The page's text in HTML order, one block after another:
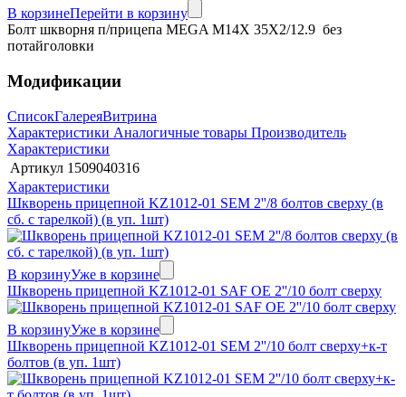
В корзинеПерейти в корзину
Болт шкворня п/прицепа MEGA M14X 35X2/12.9 без
потайголовки
Модификации
СписокГалереяВитрина
Характеристики Аналогичные товары Производитель
Характеристики
Артикул 1509040316
Характеристики
Шкворень прицепной KZ1012-01 SEM 2''/8 болтов сверху (в
сб. с тарелкой) (в уп. 1шт)
В корзинуУже в корзине
Шкворень прицепной KZ1012-01 SAF OE 2''/10 болт сверху
В корзинуУже в корзине
Шкворень прицепной KZ1012-01 SEM 2''/10 болт сверху+к-т
болтов (в уп. 1шт)